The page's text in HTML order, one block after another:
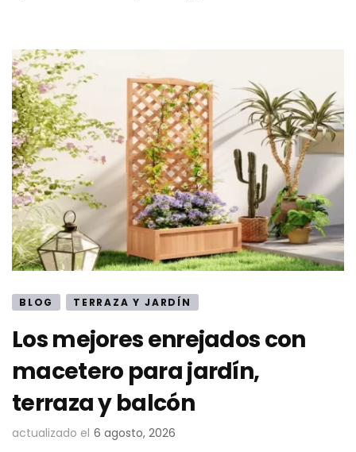
BLOG TERRAZA Y JARDÍN
Los mejores enrejados con
macetero para jardín,
terraza y balcón
actualizado el 6 agosto, 2026